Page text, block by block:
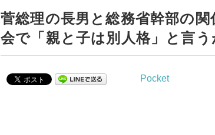
菅総理の長男と総務省幹部の
会で「親と子は別人格」と言う
Pocket